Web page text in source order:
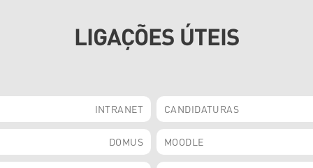
LIGAÇÕES ÚTEIS
INTRANET CANDIDATURAS
DOMUS MOODLE